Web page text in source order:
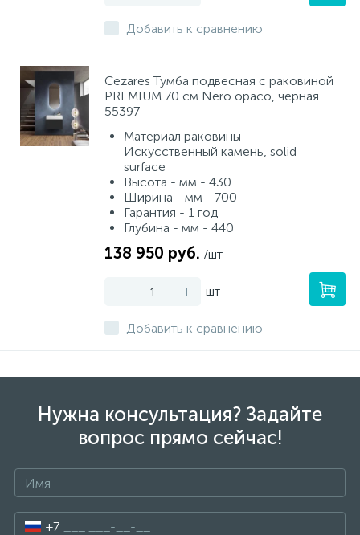
Добавить к сравнению
Cezares Тумба подвесная с раковиной
PREMIUM 70 см Nero opaco, черная
55397
Материал раковины -
Искусственный камень, solid
surface
Высота - мм - 430
Ширина - мм - 700
Гарантия - 1 год
Глубина - мм - 440
138 950 руб. /шт
- + шт
Добавить к сравнению
Нужна консультация? Задайте
вопрос прямо сейчас!
+7